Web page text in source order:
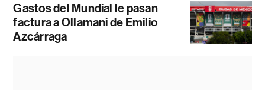
Gastos del Mundial le pasan
factura a Ollamani de Emilio
Azcárraga